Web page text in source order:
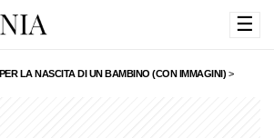
☰
LA NASCITA DI UN BAMBINO (CON IMMAGINI) >